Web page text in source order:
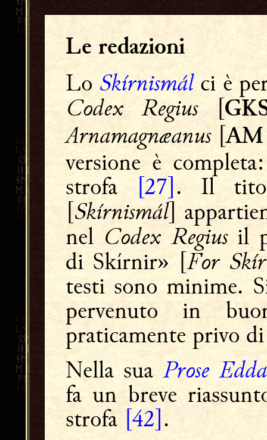
Le redazioni
LoSkírnismálci è
Codex Regius[
Arnamagnæanus[AM
versione è
strofa[27]. Il
[Skírnismál]
nel Codex Regiusil
di Skírnir»[For
testi sono minime.
pervenuto in
praticamente privo
Nella suaProse Edda
fa un breve
strofa[42].